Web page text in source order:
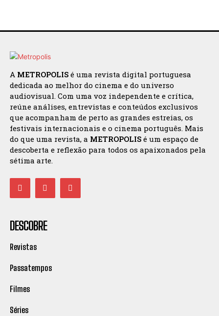
A METROPOLIS é uma revista digital portuguesa
dedicada ao melhor do cinema e do universo
audiovisual. Com uma voz independente e crítica,
reúne análises, entrevistas e conteúdos exclusivos
que acompanham de perto as grandes estreias, os
festivais internacionais e o cinema português. Mais
do que uma revista, a METROPOLIS é um espaço de
descoberta e reflexão para todos os apaixonados pela
sétima arte.
DESCOBRE
Revistas
Passatempos
Filmes
Séries